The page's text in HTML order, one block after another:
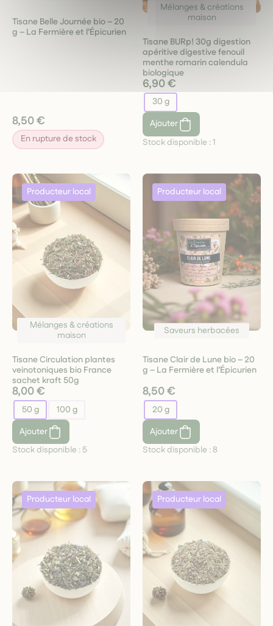
Tisane Belle Journée bio – 20
g – La Fermière et l’Épicurien
8,50 €
En rupture de stock
Mélanges & créations
maison
Tisane BURp! 30g digestion
apéritive digestive fenouil
menthe romarin calendula
biologique
6,90 €
30 g
Ajouter
Stock disponible :1
Mélanges & créations
maison
Tisane Circulation plantes
veinotoniques bio France
sachet kraft 50g
8,00 €
50 g
100 g
Ajouter
Stock disponible : 5
Saveurs herbacées
Tisane Clair de Lune bio – 20
g – La Fermière et l’Épicurien
8,50 €
20 g
Ajouter
Stock disponible :8